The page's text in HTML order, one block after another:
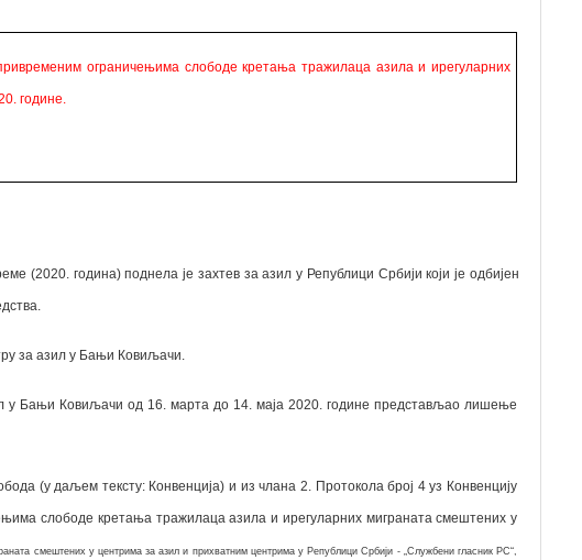
ограничењима слободе кретања тражилаца азила и ирегуларних
године.
(2020. година) поднела је захтев за азил у Републици Србији који је одбијен
за азил у Бањи Ковиљачи.
у Бањи Ковиљачи од 16. марта до 14. маја 2020. године представљао лишење
(у даљем тексту: Конвенција) и из члана 2. Протокола број 4 уз Конвенцију
слободе кретања тражилаца азила и ирегуларних миграната смештених у
смештених у центрима за азил и прихватним центрима у Републици Србији - „Службени гласник РС“,